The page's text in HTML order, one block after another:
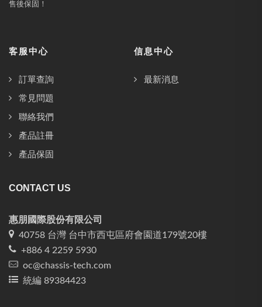
售後保固！
客服中心
訂單查詢
常見問題
聯絡我們
產品註冊
產品保固
信息中心
最新消息
CONTACT US
惠朋國際股份有限公司
40758 台灣 台中市西屯區府會園道179號20樓
+886 4 2259 5930
oc@chassis-tech.com
統編 89384423